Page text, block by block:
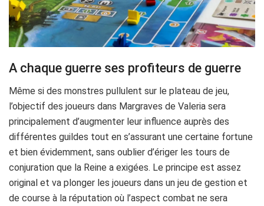
A chaque guerre ses profiteurs de guerre
Même si des monstres pullulent sur le plateau de jeu,
l’objectif des joueurs dans Margraves de Valeria sera
principalement d’augmenter leur influence auprès des
différentes guildes tout en s’assurant une certaine fortune
et bien évidemment, sans oublier d’ériger les tours de
conjuration que la Reine a exigées. Le principe est assez
original et va plonger les joueurs dans un jeu de gestion et
de course à la réputation où l’aspect combat ne sera